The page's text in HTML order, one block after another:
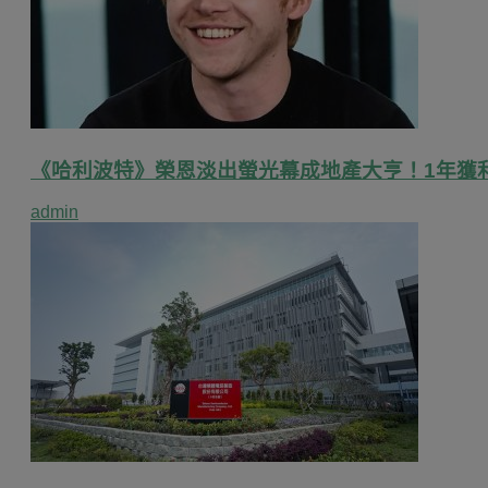
《哈利波特》榮恩淡出螢光幕成地產大亨！1年獲
admin